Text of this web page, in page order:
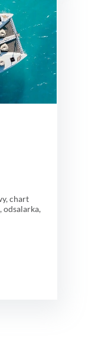
chart
odsalarka,